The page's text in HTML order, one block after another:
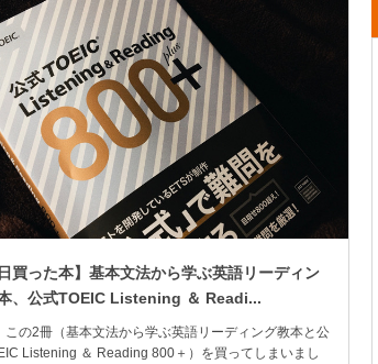
日買った本】基本文法から学ぶ英語リーディン
、公式TOEIC Listening ＆ Readi...
この2冊（基本文法から学ぶ英語リーディング教本と公
Listening ＆ Reading 800＋）を買ってしまいまし